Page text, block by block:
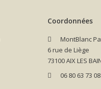
Coordonnées
MontBlanc
6 rue de Liège
73100 AIX LES
06 80 63 73 08